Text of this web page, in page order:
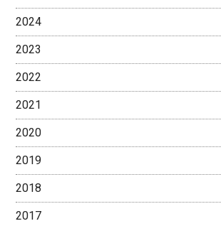
2024
2023
2022
2021
2020
2019
2018
2017